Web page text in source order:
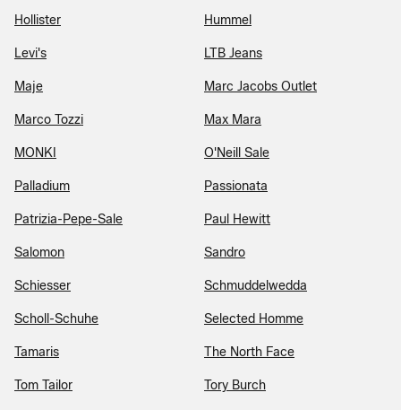
Hollister Hummel
Levi's LTB Jeans
Maje Marc Jacobs Outlet
Marco Tozzi Max Mara
MONKI O'Neill Sale
Palladium Passionata
Patrizia-Pepe-Sale Paul Hewitt
Salomon Sandro
Schiesser Schmuddelwedda
Scholl-Schuhe Selected Homme
Tamaris The North Face
Tom Tailor Tory Burch